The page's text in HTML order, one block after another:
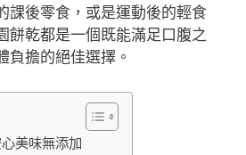
課後零食，或是運動後的輕食
餅乾都是一個既能滿足口腹之
負擔的絕佳選擇。
美味無添加